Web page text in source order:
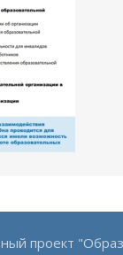
проект